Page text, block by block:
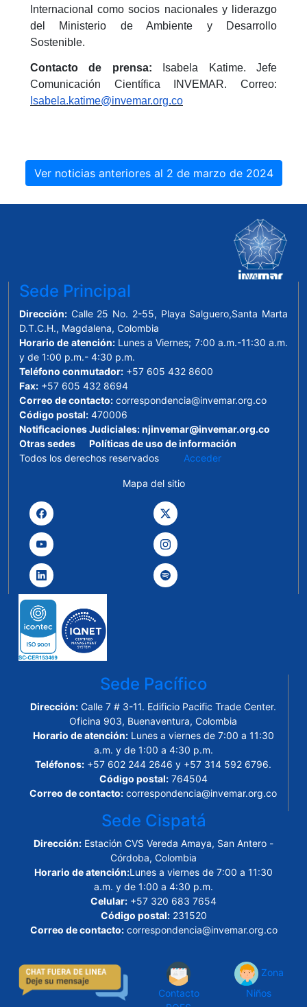
Internacional como socios nacionales y liderazgo
del Ministerio de Ambiente y Desarrollo
Sostenible.
Contacto de prensa:
Isabela Katime. Jefe
Comunicación Científica INVEMAR. Correo:
Isabela.katime@invemar.org.co
Ver noticias anteriores al 2 de marzo de 2024
Sede Principal
Dirección: Calle 25 No. 2-55, Playa Salguero,Santa Marta
D.T.C.H., Magdalena, Colombia
Horario de atención:Lunes a Viernes; 7:00 a.m.-11:30 a.m.
y de 1:00 p.m.- 4:30 p.m.
Teléfono conmutador: +57 605 432 8600
Fax: +57 605 432 8694
Correo de contacto: correspondencia@invemar.org.co
Código postal: 470006
Notificaciones Judiciales:njinvemar@invemar.org.co
Otras sedes
Políticas de uso de información
Todos los derechos reservados Acceder
Mapa del sitio
Sede Pacífico
Dirección: Calle 7 # 3-11. Edificio Pacific Trade Center.
Oficina 903, Buenaventura, Colombia
Horario de atención:Lunes a viernes de 7:00 a 11:30
a.m. y de 1:00 a 4:30 p.m.
Teléfonos: +57 602 244 2646 y +57 314 592 6796.
Código postal:764504
Correo de contacto: correspondencia@invemar.org.co
Sede Cispatá
Dirección: Estación CVS Vereda Amaya, San Antero -
Córdoba, Colombia
Horario de atención:Lunes a viernes de 7:00 a 11:30
a.m. y de 1:00 a 4:30 p.m.
Celular: +57 320 683 7654
Código postal:231520
Correo de contacto:correspondencia@invemar.org.co
Contacto
Zona
Niños